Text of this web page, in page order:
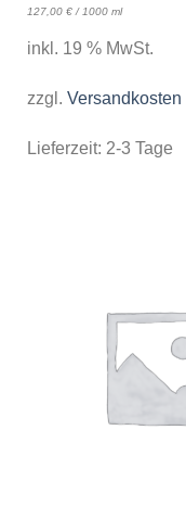
127,00 €/ 1000 ml
inkl. 19 % MwSt.
zzgl. Versandkosten
Lieferzeit: 2-3 Tage